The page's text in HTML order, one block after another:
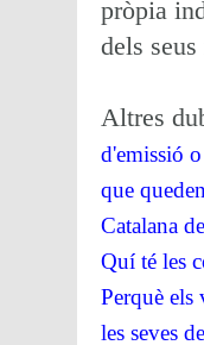
pròpia
dels
Altres
d'emissió
que
Catalana
Quí té les
Perquè els
les seves